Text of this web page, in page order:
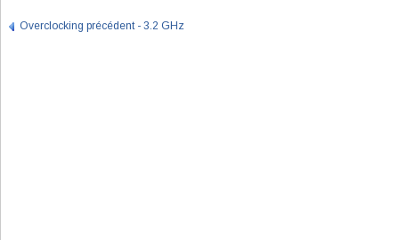
Overclocking précédent - 3.2 GHz